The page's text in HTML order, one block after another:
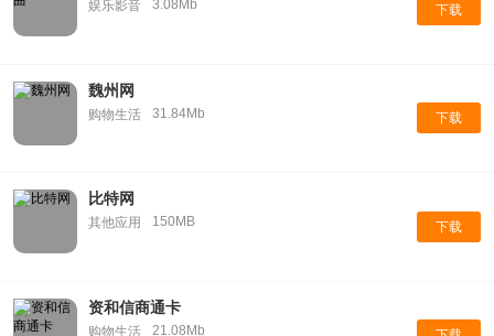
娱乐影音 3.08Mb 下载
魏州网
购物生活 31.84Mb 下载
比特网
其他应用 150MB 下载
资和信商通卡
购物生活 21.08Mb